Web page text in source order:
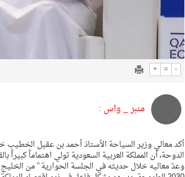
+ = -
منبر _ واس :
أكد معالي وزير السياحة الأستاذ أحمد بن عقيل
الدوحة، أن المملكة العربية السعودية تولي اهتماماً
وعدّ معاليه خلال حديثه في الجلسة الحوارية ” من